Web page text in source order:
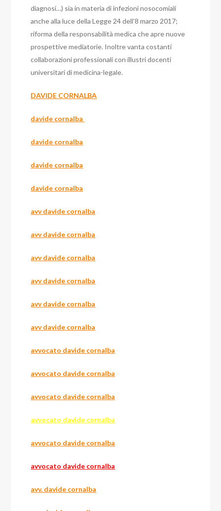
diagnosi…) sia in materia di infezioni nosocomiali
anche alla luce della Legge 24 dell’8 marzo 2017;
riforma della responsabilità medica che apre nuove
prospettive mediatorie. Inoltre vanta costanti
collaborazioni professionali con illustri docenti
universitari di medicina-legale.
DAVIDE CORNALBA
davide cornalba
davide cornalba
davide cornalba
davide cornalba
avv davide cornalba
avv davide cornalba
avv davide cornalba
avv davide cornalba
avv davide cornalba
avv davide cornalba
avvocato davide cornalba
avvocato davide cornalba
avvocato davide cornalba
avvocato davide cornalba
avvocato davide cornalba
avvocato davide cornalba
avv. davide cornalba